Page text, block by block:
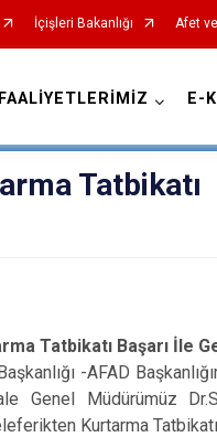
İçişleri Bakanlığı Afet
FAALİYETLERİMİZ E-
Tatbikatı
Tatbikatı Başarı İle
-AFAD
Genel Müdürümüz
Kurtarma